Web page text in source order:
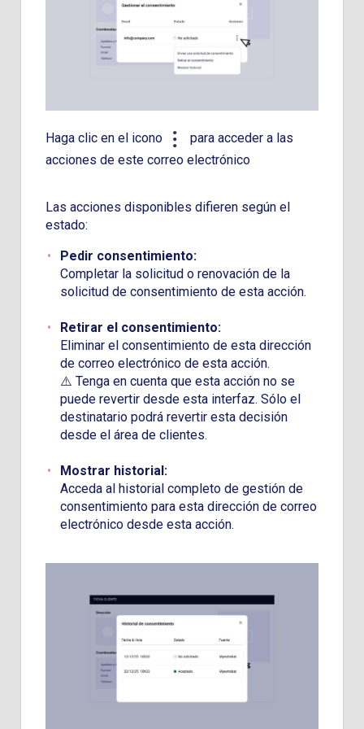
Haga clic en el icono
para acceder a las
acciones de este correo electrónico
Las acciones disponibles difieren según el
estado:
Pedir consentimiento:
Completar la solicitud o renovación de la
solicitud de consentimiento de esta acción.
Retirar el consentimiento:
Eliminar el consentimiento de esta dirección
de correo electrónico de esta acción.
⚠️ Tenga en cuenta que esta acción no se
puede revertir desde esta interfaz. Sólo el
destinatario podrá revertir esta decisión
desde el área de clientes.
Mostrar historial:
Acceda al historial completo de gestión de
consentimiento para esta dirección de correo
electrónico desde esta acción.